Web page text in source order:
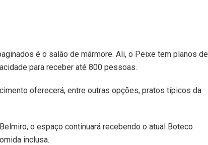
é o salão de mármore. Ali, o Peixe tem planos de
para receber até 800 pessoas.
oferecerá, entre outras opções, pratos típicos da
o espaço continuará recebendo o atual Boteco
inclusa.